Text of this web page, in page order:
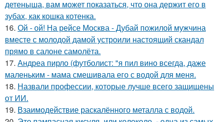
детеныша, вам может показаться, что она держит его в
зубах, как кошка котенка.
16. Ой - ой! На рейсе Москва - Дубай пожилой мужчина
вместе с молодой дамой устроили настоящий скандал
прямо в салоне самолёта.
17. Андреа пирло (футболист: "я пил вино всегда, даже
маленьким - мама смешивала его с водой для меня.
18. Назвали профессии, которые лучше всего защищены
от ИИ.
19. Взаимодействие раскалённого металла с водой.